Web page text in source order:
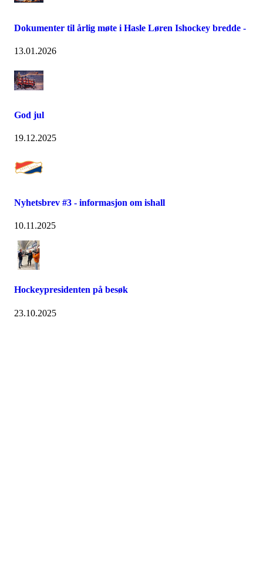
Dokumenter til årlig møte i Hasle Løren Ishockey bredde -
13.01.2026
God jul
19.12.2025
Nyhetsbrev #3 - informasjon om ishall
10.11.2025
Hockeypresidenten på besøk
23.10.2025